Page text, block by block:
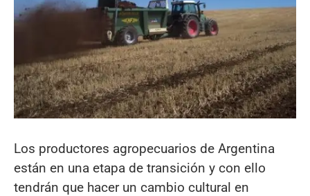
Los productores agropecuarios de Argentina
están en una etapa de transición y con ello
tendrán que hacer un cambio cultural en